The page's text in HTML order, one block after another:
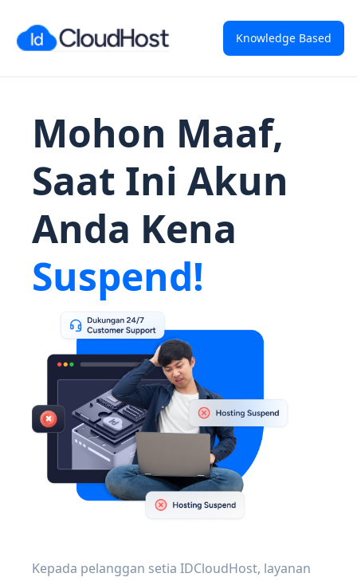
Knowledge Based
Mohon Maaf,
Saat Ini Akun
Anda Kena
Suspend!
Kepada pelanggan setia IDCloudHost, layanan